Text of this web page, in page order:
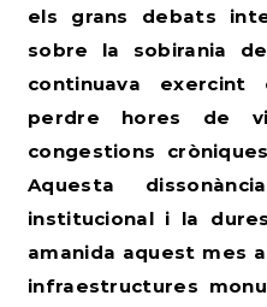
els grans debats
sobre la sobirania
continuava
perdre hores de
congestions
Aquesta
institucional i la
amanida aquest mes
infraestructures